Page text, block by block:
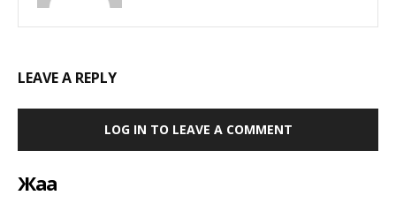
LEAVE A REPLY
LOG IN TO LEAVE A COMMENT
Жаңа